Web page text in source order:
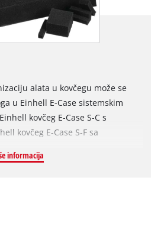
alata u kovčegu može se
u Einhell E-Case sistemskim
kovčeg E-Case S-C s
kovčeg E-Case S-F sa
prilagoditi, što znači da se čak
informacija